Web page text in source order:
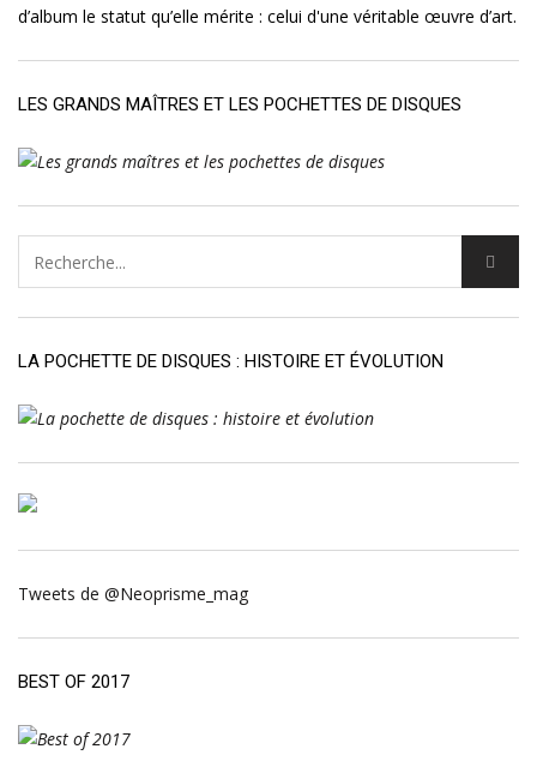
d’album le statut qu’elle mérite : celui d'une véritable œuvre d’art.
LES GRANDS MAÎTRES ET LES POCHETTES DE DISQUES
LA POCHETTE DE DISQUES : HISTOIRE ET ÉVOLUTION
Tweets de @Neoprisme_mag
BEST OF 2017